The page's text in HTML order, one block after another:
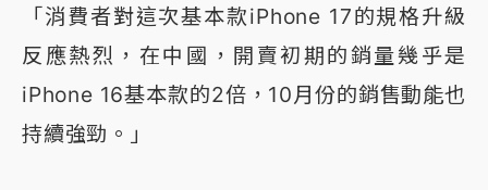
「消費者對這次基本款iPhone 17的規格升級
反應熱烈，在中國，開賣初期的銷量幾乎是
iPhone 16基本款的2倍，10月份的銷售動能也
持續強勁。」